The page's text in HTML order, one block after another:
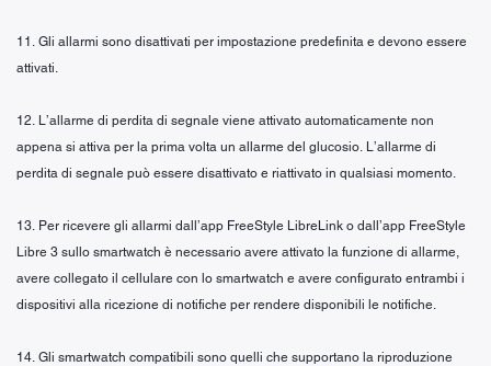
11. Gli allarmi sono disattivati per impostazione predefinita e devono essere
attivati.
12. L’allarme di perdita di segnale viene attivato automaticamente non
appena si attiva per la prima volta un allarme del glucosio. L’allarme di
perdita di segnale può essere disattivato e riattivato in qualsiasi momento.
13. Per ricevere gli allarmi dall’app FreeStyle LibreLink o dall’app FreeStyle
Libre 3 sullo smartwatch è necessario avere attivato la funzione di allarme,
avere collegato il cellulare con lo smartwatch e avere configurato entrambi i
dispositivi alla ricezione di notifiche per rendere disponibili le notifiche.
14. Gli smartwatch compatibili sono quelli che supportano la riproduzione